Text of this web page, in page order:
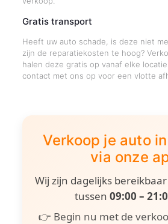
Gratis transport
Heeft uw auto schade, is deze niet
zijn de reparatiekosten te hoog?
halen deze gratis op vanaf elke
contact met ons op voor een vlotte
Verkoop je auto
via onze
Wij zijn dagelijks
tussen 09:00 –
👉 Begin nu met de